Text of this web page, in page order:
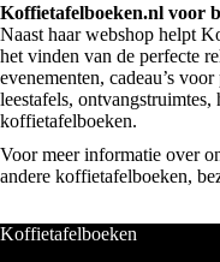
Koffietafelboeken.nl voor
Naast haar webshop helpt
het vinden van de perfecte
evenementen, cadeau’s
leestafels,
koffietafelboeken.
Voor meer informatie over
andere koffietafelboeken,
Koffietafelboeken